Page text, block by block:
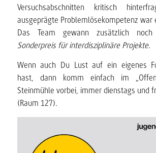
Versuchsabschnitten kritisch
ausgeprägte Problemlösekompetenz war
Das Team gewann zusätzlich
Sonderpreis für interdisziplinäre Projekte.
Wenn auch Du Lust auf ein eigenes
hast, dann komm einfach im
Steinmühle vorbei, immer dienstags und
(Raum 127).